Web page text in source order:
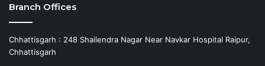
Branch Offices
Chhattisgarh : 248 Shailendra Nagar Near Navkar Hospital Raipur,
Chhattisgarh